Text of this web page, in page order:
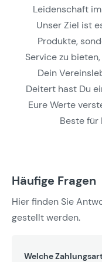
Leidenschaft
Unser Ziel ist
Produkte,
Service zu
Dein
Deitert hast Du
Eure Werte
Beste für
Häufige Fragen
Hier finden Sie
gestellt werden.
Welche